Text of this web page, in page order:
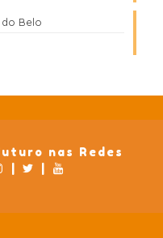
Belo
nas Redes
| |